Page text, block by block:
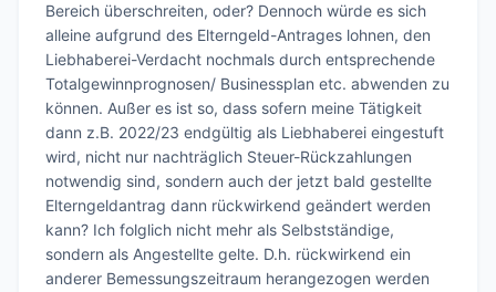
Bereich überschreiten, oder? Dennoch würde es sich
alleine aufgrund des Elterngeld-Antrages lohnen, den
Liebhaberei-Verdacht nochmals durch entsprechende
Totalgewinnprognosen/ Businessplan etc. abwenden zu
können. Außer es ist so, dass sofern meine Tätigkeit
dann z.B. 2022/23 endgültig als Liebhaberei eingestuft
wird, nicht nur nachträglich Steuer-Rückzahlungen
notwendig sind, sondern auch der jetzt bald gestellte
Elterngeldantrag dann rückwirkend geändert werden
kann? Ich folglich nicht mehr als Selbstständige,
sondern als Angestellte gelte. D.h. rückwirkend ein
anderer Bemessungszeitraum herangezogen werden